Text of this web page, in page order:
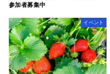
参加者募集中
イベント